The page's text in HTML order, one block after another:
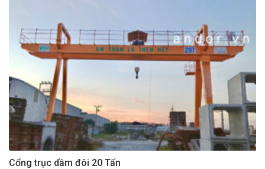
Cổng trục dầm đôi 20 Tấn